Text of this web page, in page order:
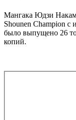
Мангака Юдзи
Shounen Champion с
было выпущено 26
копий.